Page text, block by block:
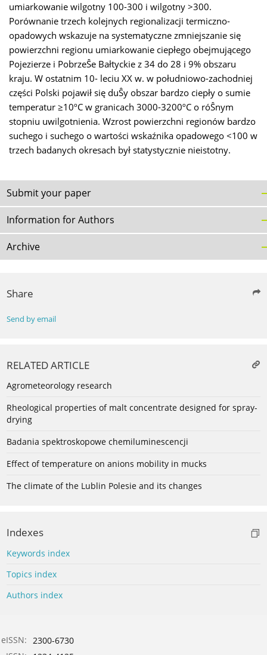
umiarkowanie wilgotny 100-300 i wilgotny >300.
Porównanie trzech kolejnych regionalizacji termiczno-
opadowych wskazuje na systematyczne zmniejszanie się
powierzchni regionu umiarkowanie ciepłego obejmującego
Pojezierze i PobrzeŜe Bałtyckie z 34 do 28 i 9% obszaru
kraju. W ostatnim 10- leciu XX w. w południowo-zachodniej
części Polski pojawił się duŜy obszar bardzo ciepły o sumie
temperatur ≥10ºC w granicach 3000-3200ºC o róŜnym
stopniu uwilgotnienia. Wzrost powierzchni regionów bardzo
suchego i suchego o wartości wskaźnika opadowego <100 w
trzech badanych okresach był statystycznie nieistotny.
Submit your paper
Information for Authors
Archive
Share
Send by email
RELATED ARTICLE
Agrometeorology research
Rheological properties of malt concentrate designed for spray-
drying
Badania spektroskopowe chemiluminescencji
Effect of temperature on anions mobility in mucks
The climate of the Lublin Polesie and its changes
Indexes
Keywords index
Topics index
Authors index
eISSN: 2300-6730